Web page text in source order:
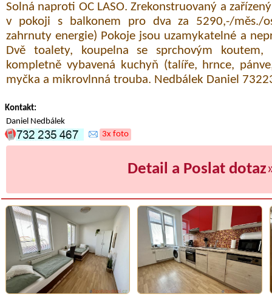
Solná naproti OC LASO. Zrekonstruovaný a
v pokoji s balkonem pro dva za 5290,-/měs./
zahrnuty energie) Pokoje jsou uzamykatelné a
Dvě toalety, koupelna se sprchovým
kompletně vybavená kuchyň (talíře, hrnce,
myčka a mikrovlnná trouba. Nedbálek Daniel
Kontakt:
Daniel Nedbálek
3x foto
Detail a Poslat dotaz